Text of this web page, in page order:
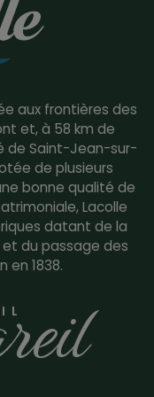
aux frontières des
et, à 58 km de
de Saint-Jean-sur-
de plusieurs
bonne qualité de
Lacolle
datant de la
et du passage des
en 1838.